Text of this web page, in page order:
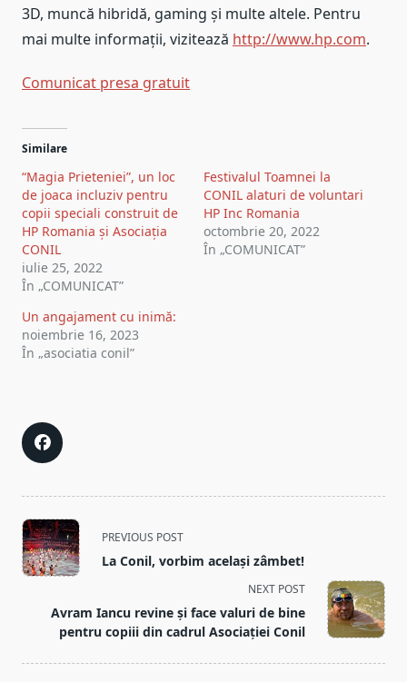
3D, muncă hibridă, gaming și multe altele. Pentru
mai multe informații, vizitează http://www.hp.com.
Post
navigation
Comunicat presa gratuit
Similare
“Magia Prieteniei”, un loc
de joaca incluziv pentru
copii speciali construit de
HP Romania și Asociația
CONIL
iulie 25, 2022
În „COMUNICAT”
Festivalul Toamnei la
CONIL alaturi de voluntari
HP Inc Romania
octombrie 20, 2022
În „COMUNICAT”
Un angajament cu inimă:
noiembrie 16, 2023
În „asociatia conil”
<span
class="nav-
subtitle
reader-
text">Page</span>
PREVIOUS POST
La Conil, vorbim același zâmbet!
NEXT POST
Avram Iancu revine și face valuri de bine
pentru copiii din cadrul Asociației Conil